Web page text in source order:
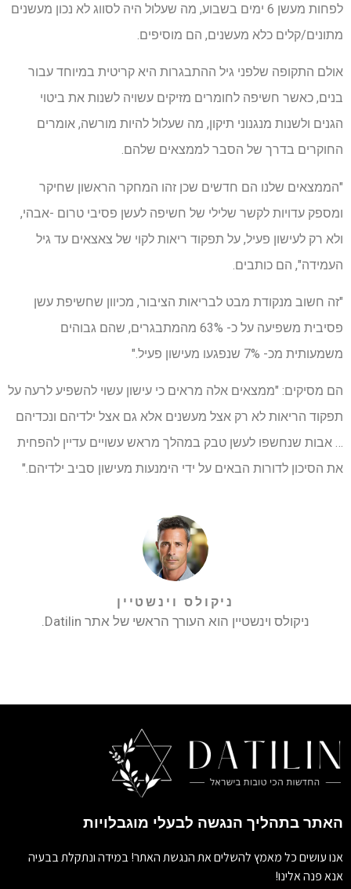
לפחות מעשן 6 ימים בשבוע, מה שעלול היה לסווג לא נכון מעשנים
מתונים/קלים כלא מעשנים, הם מוסיפים.
אולם התקופה שלפני גיל ההתבגרות היא קריטית במיוחד עבור
בנים, כאשר חשיפה לחומרים מזיקים עשויה לשנות את ביטוי
הגנים ולשנות מנגנוני תיקון, מה שעלול להיות מורשה, אומרים
החוקרים בדרך של הסבר לממצאים שלהם.
"הממצאים שלנו הם חדשים שכן זהו המחקר הראשון שחיקר
ומספק עדויות לקשר שלילי של חשיפה לעשן פסיבי טרום -אבהי,
ולא רק לעישון פעיל, על תפקוד ריאות לקוי של צאצאים עד גיל
העמידה", הם כותבים.
"זה חשוב מנקודת מבט לבריאות הציבור, מכיוון שחשיפת עשן
פסיבית משפיעה על כ- 63% מהמתבגרים, שהם גבוהים
משמעותית מכ- 7% שנפגעו מעישון פעיל."
הם מסיקים: "ממצאים אלה מראים כי עישון עשוי להשפיע לרעה על
תפקוד הריאות לא רק אצל מעשנים אלא גם אצל ילדיהם ונכדיהם
… אבות שנחשפו לעשן טבק במהלך מראש עשויים עדיין להפחית
את הסיכון לדורות הבאים על ידי הימנעות מעישון סביב ילדיהם."
ניקולס וינשטיין
ניקולס וינשטיין הוא העורך הראשי של אתר Datilin.
האתר בתהליך הנגשה לבעלי מוגבלויות
אנו עושים כל מאמץ להשלים את הנגשת האתר! במידה ונתקלת בבעיה
אנא פנה אלינו!